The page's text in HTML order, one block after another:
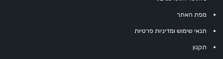
מפת האתר
תנאי שימוש ומדיניות פרטיות
תקנון